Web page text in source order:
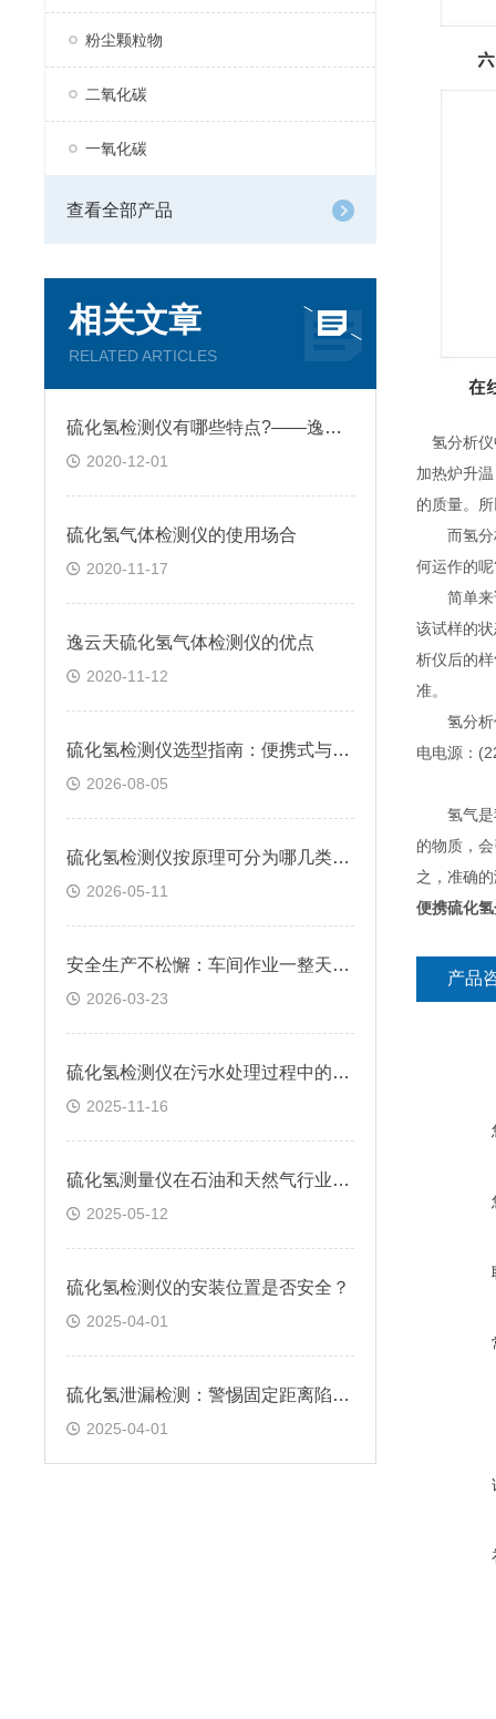
粉尘颗粒物
二氧化碳
一氧化碳
查看全部产品
相关文章
RELATED ARTICLES
硫化氢检测仪有哪些特点?——逸云天分享
2020-12-01
硫化氢气体检测仪的使用场合
2020-11-17
逸云天硫化氢气体检测仪的优点
2020-11-12
硫化氢检测仪选型指南：便携式与固定式怎么选？逸云天自研方案给出答案
2026-08-05
硫化氢检测仪按原理可分为哪几类？快来看看
2026-05-11
安全生产不松懈：车间作业一整天，硫化氢检测仪续航跟得上吗？
2026-03-23
硫化氢检测仪在污水处理过程中的应用
2025-11-16
硫化氢测量仪在石油和天然气行业中的应用
2025-05-12
硫化氢检测仪的安装位置是否安全？
2025-04-01
硫化氢泄漏检测：警惕固定距离陷阱！
2025-04-01
氢分析仪
加热炉升
的质量。
而氢分析
何运作的
简单来说
该试样的
析仪后的
准。
氢分析仪
电电源：
氢气是我
的物质，
之，准确
便携硫化
产品